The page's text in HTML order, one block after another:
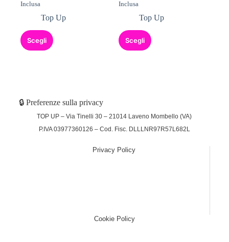
Inclusa
Top Up
Scegli
Inclusa
Top Up
Scegli
🔒 Preferenze sulla privacy
TOP UP – Via Tinelli 30 – 21014 Laveno Mombello (VA)
P.IVA 03977360126 – Cod. Fisc. DLLLNR97R57L682L
Privacy Policy
Cookie Policy